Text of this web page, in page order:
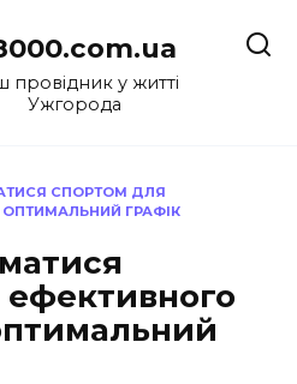
провідник у житті
Ужгорода
СПОРТОМ ДЛЯ
ГРАФІК